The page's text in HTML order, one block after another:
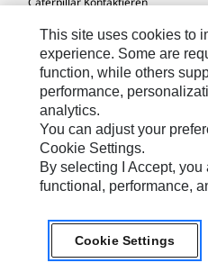
Meine Marketing-Präferenzen
Seitenübersicht
Cookie Settings
Rechtliche Hinweise
Datenschutz
Europe-German© 2026 Caterpillar.
This site uses cookies to
experience. Some are
function, while others
performance,
analytics.
You can adjust your
Cookie Settings.
By selecting I Accept,
functional, performance,
Cookie Settings